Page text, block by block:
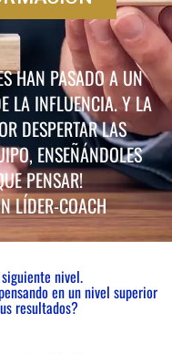
HAN PASADO A UN
LA INFLUENCIA. Y LA
DESPERTAR LAS
ENSEÑÁNDOLES
PENSAR!
LÍDER-COACH
nivel.
en un nivel superior
resultados?